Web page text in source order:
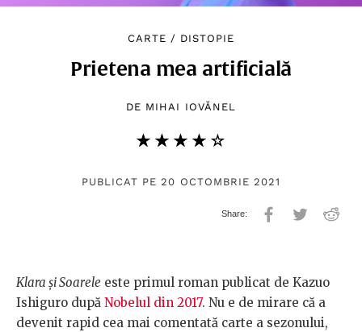
CARTE / DISTOPIE
Prietena mea artificială
DE MIHAI IOVĂNEL
★★★★★
☆☆☆☆☆
PUBLICAT PE 20 OCTOMBRIE 2021
Klara și Soarele este primul roman publicat de Kazuo
Ishiguro după Nobelul din 2017. Nu e de mirare că a
devenit rapid cea mai comentată carte a sezonului,